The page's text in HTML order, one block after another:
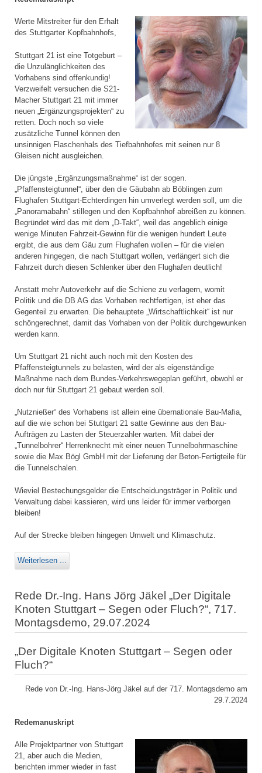
Werte Mitstreiter für den Erhalt
des Stuttgarter Kopfbahnhofs,
Stuttgart 21 ist eine Totgeburt –
die Unzulänglichkeiten des
Vorhabens sind offenkundig!
Verzweifelt versuchen die S21-
Macher Stuttgart 21 mit immer
neuen „Ergänzungsprojekten“ zu
retten. Doch noch so viele
zusätzliche Tunnel können den
unsinnigen Flaschenhals des Tiefbahnhofes mit seinen nur 8
Gleisen nicht ausgleichen.
Die jüngste „Ergänzungsmaßnahme“ ist der sogen.
„Pfaffensteigtunnel“, über den die Gäubahn ab Böblingen zum
Flughafen Stuttgart-Echterdingen hin umverlegt werden soll, um die
„Panoramabahn“ stillegen und den Kopfbahnhof abreißen zu können.
Begründet wird das mit dem „D-Takt“, weil das angeblich einige
wenige Minuten Fahrzeit-Gewinn für die wenigen hundert Leute
ergibt, die aus dem Gäu zum Flughafen wollen – für die vielen
anderen hingegen, die nach Stuttgart wollen, verlängert sich die
Fahrzeit durch diesen Schlenker über den Flughafen deutlich!
Anstatt mehr Autoverkehr auf die Schiene zu verlagern, womit
Politik und die DB AG das Vorhaben rechtfertigen, ist eher das
Gegenteil zu erwarten. Die behauptete „Wirtschaftlichkeit“ ist nur
schöngerechnet, damit das Vorhaben von der Politik durchgewunken
werden kann.
Um Stuttgart 21 nicht auch noch mit den Kosten des
Pfaffensteigtunnels zu belasten, wird der als eigenständige
Maßnahme nach dem Bundes-Verkehrswegeplan geführt, obwohl er
doch nur für Stuttgart 21 gebaut werden soll.
„Nutznießer“ des Vorhabens ist allein eine übernationale Bau-Mafia,
auf die wie schon bei Stuttgart 21 satte Gewinne aus den Bau-
Aufträgen zu Lasten der Steuerzahler warten. Mit dabei der
„Tunnelbohrer“ Herrenknecht mit einer neuen Tunnelbohrmaschine
sowie die Max Bögl GmbH mit der Lieferung der Beton-Fertigteile für
die Tunnelschalen.
Wieviel Bestechungsgelder die Entscheidungsträger in Politik und
Verwaltung dabei kassieren, wird uns leider für immer verborgen
bleiben!
Auf der Strecke bleiben hingegen Umwelt und Klimaschutz.
Weiterlesen ...
Rede Dr.-Ing. Hans Jörg Jäkel „Der Digitale
Knoten Stuttgart – Segen oder Fluch?“, 717.
Montagsdemo, 29.07.2024
„Der Digitale Knoten Stuttgart – Segen oder
Fluch?“
Rede von Dr.-Ing. Hans-Jörg Jäkel auf der 717. Montagsdemo am
29.7.2024
Redemanuskript
Alle Projektpartner von Stuttgart
21, aber auch die Medien,
berichten immer wieder in fast